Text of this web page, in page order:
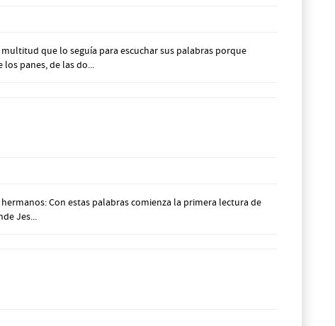
que lo seguía para escuchar sus palabras porque
panes, de las do...
Con estas palabras comienza la primera lectura de
Jes...